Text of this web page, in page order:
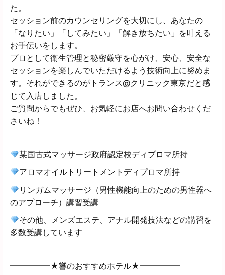
た。
セッション前のカウンセリングを大切にし、あなたの
「なりたい」「してみたい」「解き放ちたい」を叶える
お手伝いをします。
プロとして衛生管理と秘密厳守を心がけ、安心、安全な
セッションを楽しんでいただけるよう技術向上に努めま
す。それができるのがトランス@クリニック東京だと感
じて入店しました。
ご質問からでもぜひ、お気軽にお店へお問い合わせくだ
さいね！
某国古式マッサージ政府認定校ディプロマ所持
アロマオイルトリートメントディプロマ所持
リンガムマッサージ（男性機能向上のための男性器へ
のアプローチ）講習受講
その他、メンズエステ、アナル開発技法などの講習を
多数受講しています
━━━━━★響のおすすめホテル★━━━━━